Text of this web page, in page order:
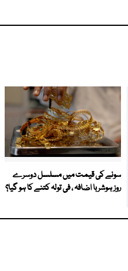
سونے کی قیمت میں مسلسل دوسرے
روز ہوشربا اضافہ ، فی تولہ کتنے کا ہو گیا؟